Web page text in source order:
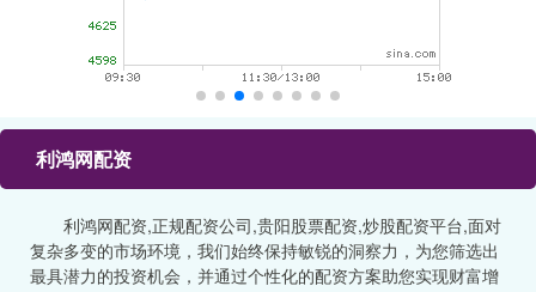
利鸿网配资
利鸿网配资,正规配资公司,贵阳股票配资,炒股配资平台,面对
复杂多变的市场环境，我们始终保持敏锐的洞察力，为您筛选出
最具潜力的投资机会，并通过个性化的配资方案助您实现财富增